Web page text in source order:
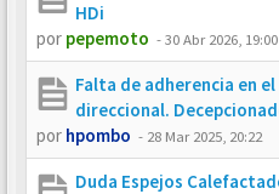
HDi
por pepemoto -30 Abr 2026, 19:00
Falta de adherencia en
direccional.
por hpombo - 28 Mar 2025, 20:22
Duda Espejos